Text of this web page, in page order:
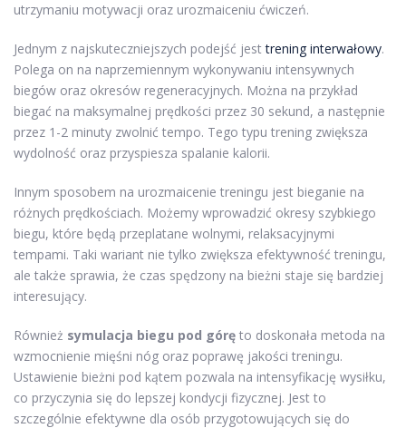
utrzymaniu motywacji oraz urozmaiceniu ćwiczeń.
Jednym z najskuteczniejszych podejść jesttrening interwałowy.
Polega on na naprzemiennym wykonywaniu intensywnych
biegów oraz okresów regeneracyjnych. Można na przykład
biegać na maksymalnej prędkości przez 30 sekund, a następnie
przez 1-2 minuty zwolnić tempo. Tego typu trening zwiększa
wydolność oraz przyspiesza spalanie kalorii.
Innym sposobem na urozmaicenie treningu jest bieganie na
różnych prędkościach. Możemy wprowadzić okresy szybkiego
biegu, które będą przeplatane wolnymi, relaksacyjnymi
tempami. Taki wariant nie tylko zwiększa efektywność treningu,
ale także sprawia, że czas spędzony na bieżni staje się bardziej
interesujący.
Również symulacja biegu pod górę to doskonała metoda na
wzmocnienie mięśni nóg oraz poprawę jakości treningu.
Ustawienie bieżni pod kątem pozwala na intensyfikację wysiłku,
co przyczynia się do lepszej kondycji fizycznej. Jest to
szczególnie efektywne dla osób przygotowujących się do